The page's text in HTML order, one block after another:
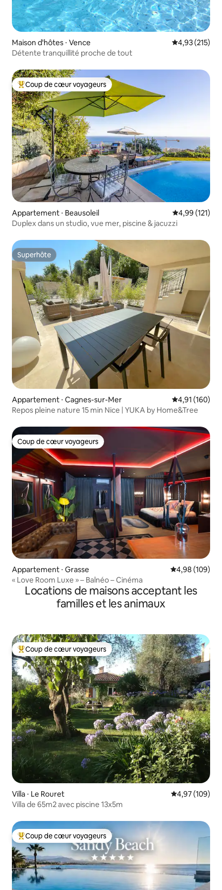
Maison d'hôtes ⋅ Vence Évaluation
4,93 (215)
Détente tranquillité proche de tout
Coups de cœur voyageurs les plus appréciés
Coup de cœur voyageurs
Appartement ⋅ Beausoleil Évaluation
4,99 (121)
Duplex dans un studio, vue mer, piscine & jacuzzi
Superhôte
Superhôte
Appartement ⋅ Cagnes-sur-Mer Évaluation
4,91 (160)
Repos pleine nature 15 min Nice | YUKA by Home&Tree
Coup de cœur voyageurs
Coup de cœur voyageurs
Appartement ⋅ Grasse Évaluation
4,98 (109)
« Love Room Luxe » – Balnéo – Cinéma
Locations de maisons acceptant les
familles et les animaux
Coups de cœur voyageurs les plus appréciés
Coup de cœur voyageurs
Villa ⋅ Le Rouret Évaluation
4,97 (109)
Villa de 65m2 avec piscine 13x5m
Coups de cœur voyageurs les plus appréciés
Coup de cœur voyageurs